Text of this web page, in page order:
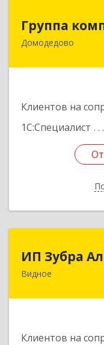
Группа
Домодедово
Клиентов на
1С:Специалист
Группа
142001,
ИП Зубра
Видное
Клиентов на
ИП